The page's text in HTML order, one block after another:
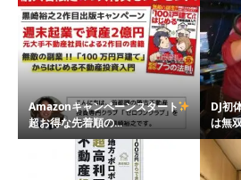
Amazonキャンペーンスタート
超お得な先着順の...
DJ初
は無